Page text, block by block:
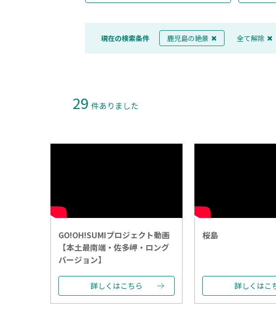
現在の検索条件 鹿児島の絶景 全て解除
29 件ありました
GO!OH!SUMIプロジェクト動画
【本土最南端・佐多岬・ロング
バージョン】
詳しくはこちら
桜島
詳しくはこ